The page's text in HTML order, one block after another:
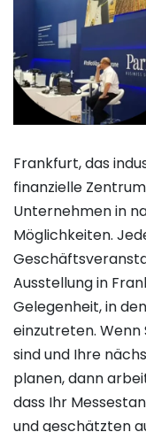
Frankfurt, das
finanzielle
Unternehmen in
Möglichkeiten.
Ausstellung in
Gelegenheit, in
einzutreten.
sind und Ihre
planen, dann
dass Ihr
und geschätzten